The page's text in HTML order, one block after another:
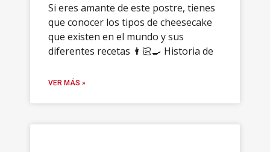
Si eres amante de este postre, tienes
que conocer los tipos de cheesecake
que existen en el mundo y sus
diferentes recetas 👨🏻‍🍳 Historia de
VER MÁS »